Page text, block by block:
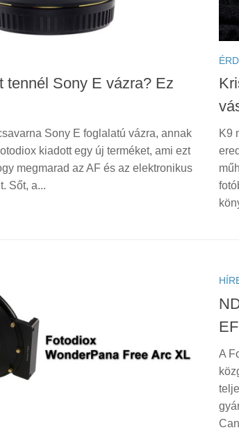
tennél Sony E vázra? Ez
Sony E foglalatú vázra, annak
kiadott egy új terméket, ami ezt
megmarad az AF és az elektronikus
Sőt, a...
K9
A